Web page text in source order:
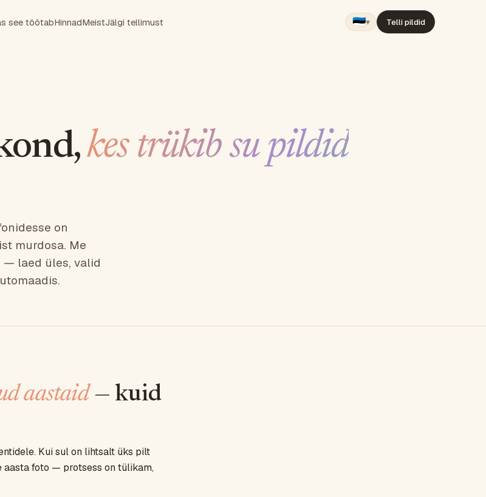
see töötabHinnadMeistJälgi tellimust 🇪🇪▾ Telli pildid
kes trükib su pildid
on
murdosa. Me
— laed üles, valid
aastaid— kuid
Kui sul on lihtsalt üks pilt
aasta foto — protsess on tülikam,